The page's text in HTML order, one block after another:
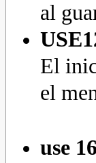
al
El
el
use 16